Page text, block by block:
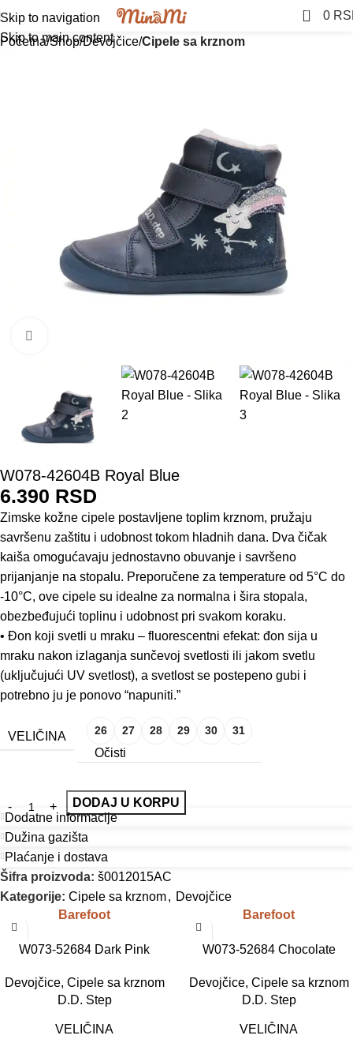
Skip to navigation
Skip to main content
0 0
Početna Shop Devojčice Cipele sa krznom
W078-42604B Royal Blue
6.390 RSD
Zimske kožne cipele postavljene toplim krznom, pružaju
savršenu zaštitu i udobnost tokom hladnih dana. Dva čičak
kaiša omogućavaju jednostavno obuvanje i savršeno
prijanjanje na stopalu. Preporučene za temperature od 5°C do
-10°C, ove cipele su idealne za normalna i šira stopala,
obezbeđujući toplinu i udobnost pri svakom koraku.
• Đon koji svetli u mraku – fluorescentni efekat: đon sija u
mraku nakon izlaganja sunčevoj svetlosti ili jakom svetlu
(uključujući UV svetlost), a svetlost se postepeno gubi i
potrebno ju je ponovo “napuniti.”
VELIČINA 26 27 28 29 30 31
Očisti
DODAJ U KORPU
Dodatne informacije
Dužina gazišta
Plaćanje i dostava
Šifra proizvoda: š0012015AC
Kategorije: Cipele sa krznom, Devojčice
Barefoot
W073-52684 Dark Pink
Devojčice, Cipele sa krznom
D.D. Step
VELIČINA
Barefoot
W073-52684 Chocolate
Devojčice, Cipele sa krznom
D.D. Step
VELIČINA